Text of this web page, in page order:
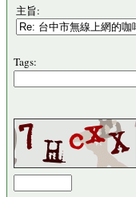
主旨:
Tags: